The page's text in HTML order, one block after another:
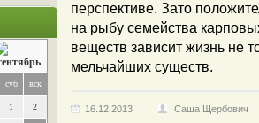
суб вск
1 2
перспективе. Зато
на рыбу семейства
веществ зависит жизнь не
мельчайших существ.
16.12.2013 Саша Щербович